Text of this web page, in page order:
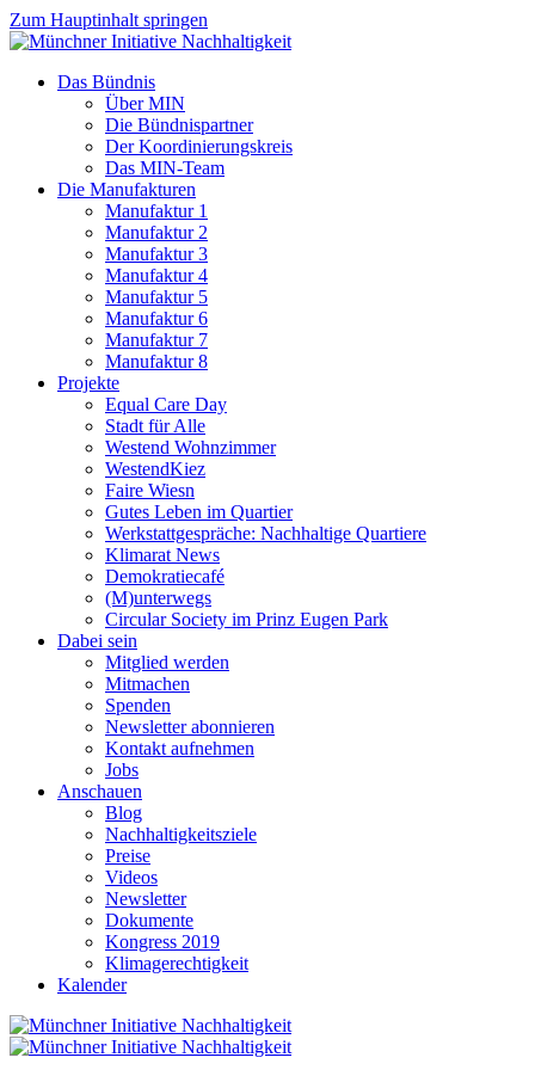
Zum Hauptinhalt springen
Das Bündnis
Über MIN
Die Bündnispartner
Der Koordinierungskreis
Das MIN-Team
Die Manufakturen
Manufaktur 1
Manufaktur 2
Manufaktur 3
Manufaktur 4
Manufaktur 5
Manufaktur 6
Manufaktur 7
Manufaktur 8
Projekte
Equal Care Day
Stadt für Alle
Westend Wohnzimmer
WestendKiez
Faire Wiesn
Gutes Leben im Quartier
Werkstattgespräche: Nachhaltige Quartiere
Klimarat News
Demokratiecafé
(M)unterwegs
Circular Society im Prinz Eugen Park
Dabei sein
Mitglied werden
Mitmachen
Spenden
Newsletter abonnieren
Kontakt aufnehmen
Jobs
Anschauen
Blog
Nachhaltigkeitsziele
Preise
Videos
Newsletter
Dokumente
Kongress 2019
Klimagerechtigkeit
Kalender